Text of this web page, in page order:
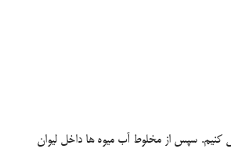
کنیم. سپس از مخلوط آب میوه ها داخل لیوان